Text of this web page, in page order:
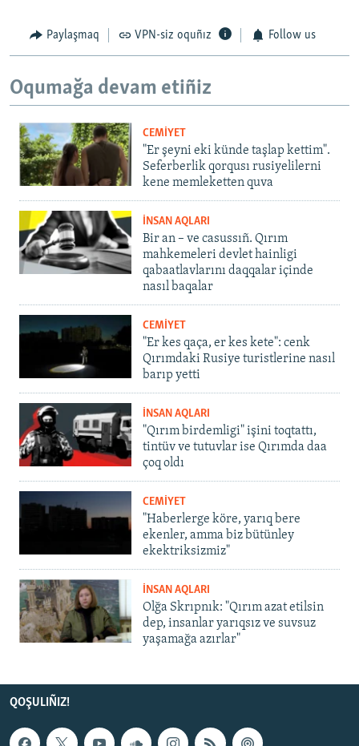
Paylaşmaq VPN-siz oquñız Follow us
Oqumağa devam etiñiz
CEMİYET
"Er şeyni eki künde taşlap kettim".
Seferberlik qorqusı rusiyelilerni
kene memleketten quva
İNSAN AQLARI
Bir an – ve casussıñ. Qırım
mahkemeleri devlet hainligi
qabaatlavlarını daqqalar içinde
nasıl baqalar
CEMİYET
"Er kes qaça, er kes kete": cenk
Qırımdaki Rusiye turistlerine nasıl
barıp yetti
İNSAN AQLARI
"Qırım birdemligi" işini toqtattı,
tintüv ve tutuvlar ise Qırımda daa
çoq oldı
CEMİYET
"Haberlerge köre, yarıq bere
ekenler, amma biz bütünley
ekektriksizmiz"
İNSAN AQLARI
Olğa Skrıpnık: "Qırım azat etilsin
dep, insanlar yarıqsız ve suvsuz
yaşamağa azırlar"
QOŞULIÑIZ!